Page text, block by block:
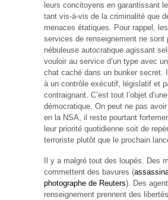
leurs concitoyens en garantissant
tant vis-à-vis de la criminalité que
menaces étatiques. Pour rappel,
services de renseignement ne sont
nébuleuse autocratique agissant
vouloir au service d’un type avec
chat caché dans un bunker secret.
à un contrôle exécutif, législatif et
contraignant. C’est tout l’objet
démocratique. On peut ne pas
en la NSA, il reste pourtant
leur priorité quotidienne soit de
terroriste plutôt que le prochain
Il y a malgré tout des loupés. Des
commettent des bavures (
photographe de Reuters). Des
renseignement prennent des